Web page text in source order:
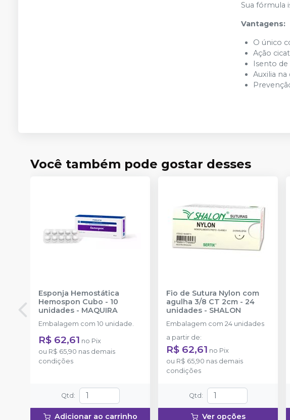
Sua fórmula
Vantagens:
O único
Ação
Isento de
Auxilia
Você também pode gostar desses
Esponja Hemostática
Hemospon Cubo - 10
unidades - MAQUIRA
Embalagem com 10 unidade.
R$ 62,61 no Pix
ou R$ 65,90 nas demais
condições
Qtd :
Adicionar ao carrinho
Fio de Sutura Nylon com
agulha 3/8 CT 2cm - 24
unidades - SHALON
Embalagem com 24 unidades
a partir de:
R$ 62,61 no Pix
ou R$ 65,90 nas demais
condições
Qtd :
Ver opções